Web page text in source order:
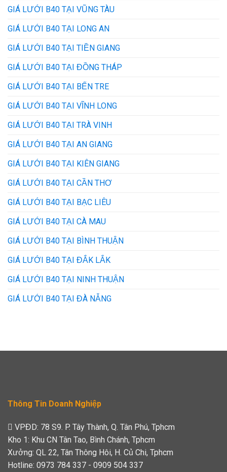
GIÁ LƯỚI B40 TẠI VŨNG TÀU
GIÁ LƯỚI B40 TẠI LONG AN
GIÁ LƯỚI B40 TẠI TIỀN GIANG
GIÁ LƯỚI B40 TẠI ĐỒNG THÁP
GIÁ LƯỚI B40 TẠI BẾN TRE
GIÁ LƯỚI B40 TẠI VĨNH LONG
GIÁ LƯỚI B40 TẠI TRÀ VINH
GIÁ LƯỚI B40 TẠI AN GIANG
GIÁ LƯỚI B40 TẠI KIÊN GIANG
GIÁ LƯỚI B40 TẠI CẦN THƠ
GIÁ LƯỚI B40 TẠI BẠC LIÊU
GIÁ LƯỚI B40 TẠI CÀ MAU
GIÁ LƯỚI B40 TẠI BÌNH THUẬN
GIÁ LƯỚI B40 TẠI ĐẮK LẮK
GIÁ LƯỚI B40 TẠI NINH THUẬN
GIÁ LƯỚI B40 TẠI ĐÀ NẴNG
Thông Tin Doanh Nghiệp
VPĐD: 78 S9. P. Tây Thành, Q. Tân Phú, Tphcm
Kho 1: Khu CN Tân Tao, Bình Chánh, Tphcm
Xưởng: QL 22, Tân Thông Hôi, H. Củ Chi, Tphcm
Hotline: 0973 784 337 - 0909 504 337